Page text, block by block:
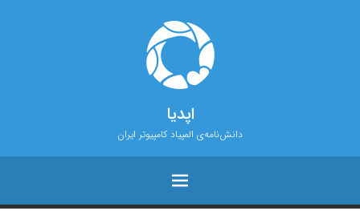
اپدیا
دانش‌نامه‌ی المپیاد کامپیوتر ایران